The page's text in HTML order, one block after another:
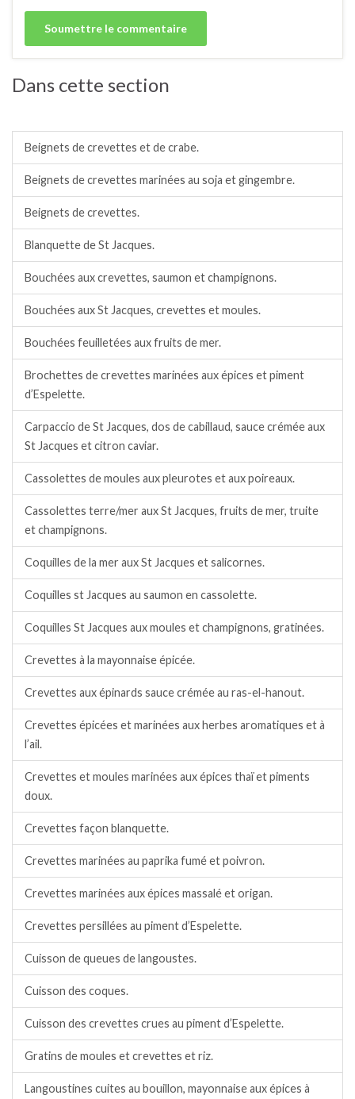
Dans cette section
Beignets de crevettes et de crabe.
Beignets de crevettes marinées au soja et gingembre.
Beignets de crevettes.
Blanquette de St Jacques.
Bouchées aux crevettes, saumon et champignons.
Bouchées aux St Jacques, crevettes et moules.
Bouchées feuilletées aux fruits de mer.
Brochettes de crevettes marinées aux épices et piment
d’Espelette.
Carpaccio de St Jacques, dos de cabillaud, sauce crémée aux
St Jacques et citron caviar.
Cassolettes de moules aux pleurotes et aux poireaux.
Cassolettes terre/mer aux St Jacques, fruits de mer, truite
et champignons.
Coquilles de la mer aux St Jacques et salicornes.
Coquilles st Jacques au saumon en cassolette.
Coquilles St Jacques aux moules et champignons, gratinées.
Crevettes à la mayonnaise épicée.
Crevettes aux épinards sauce crémée au ras-el-hanout.
Crevettes épicées et marinées aux herbes aromatiques et à
l’ail.
Crevettes et moules marinées aux épices thaï et piments
doux.
Crevettes façon blanquette.
Crevettes marinées au paprika fumé et poivron.
Crevettes marinées aux épices massalé et origan.
Crevettes persillées au piment d’Espelette.
Cuisson de queues de langoustes.
Cuisson des coques.
Cuisson des crevettes crues au piment d’Espelette.
Gratins de moules et crevettes et riz.
Langoustines cuites au bouillon, mayonnaise aux épices à